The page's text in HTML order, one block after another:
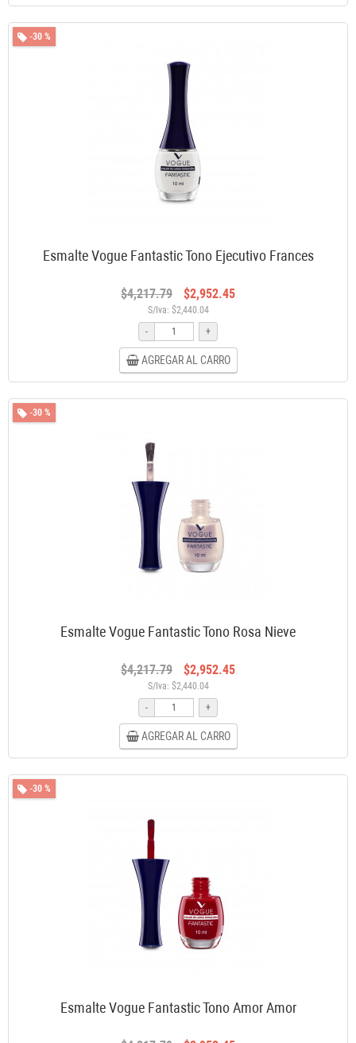
-30 %
Esmalte Vogue Fantastic Tono Ejecutivo Frances
$4,217.79 $2,952.45
S/Iva: $2,440.04
-
+
AGREGAR AL CARRO
-30 %
Esmalte Vogue Fantastic Tono Rosa Nieve
$4,217.79 $2,952.45
S/Iva: $2,440.04
-
+
AGREGAR AL CARRO
-30 %
Esmalte Vogue Fantastic Tono Amor Amor